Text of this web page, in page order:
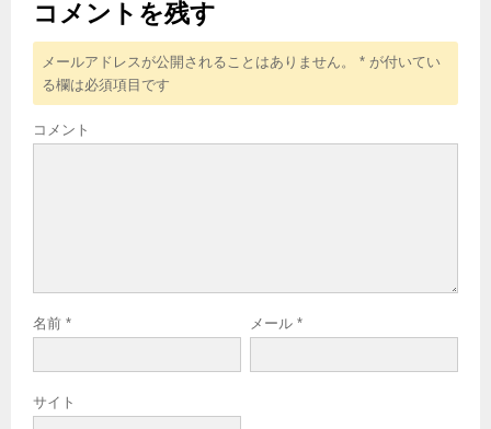
コメントを残す
メールアドレスが公開されることはありません。 * が付いてい
る欄は必須項目です
コメント
名前 * メール *
サイト